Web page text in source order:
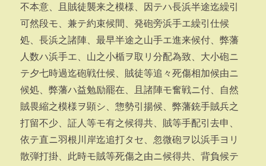
不本意、且賊徒襲来之模様、因テハ長浜半途迄繰引
可然段モ、兼テ約束候間、発砲旁浜手エ繰引仕候
処、長浜之諸陣、最早半途之山手エ進来候付、弊藩
人数ハ浜手エ、山之小楯ヲ取リ分配為致、大小砲ニ
テ夕七時過迄砲戦仕候、賊徒等追々死傷相加候由ニ
候処、弊藩ハ益勉励罷在、且諸陣モ奮戦ニ付、自然
賊畏縮之模様ヲ顕シ、惣勢引揚候、弊藩銃手賊兵之
打留不少、証人等モ有之候得共、賊等手配引去申、
依テ直ニ羽根川岸迄追打タセ、忽微砲ヲ以浜手ヨリ
散弾打掛、此時モ賊等死傷之由ニ候得共、背負候テ